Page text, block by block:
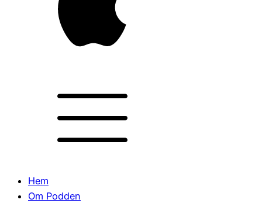
Hem
Om Podden